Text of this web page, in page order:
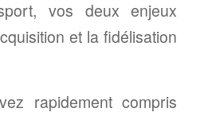
vos deux enjeux
et la fidélisation
rapidement compris